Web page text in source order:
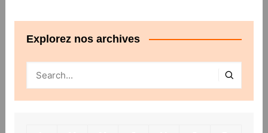
Explorez nos archives